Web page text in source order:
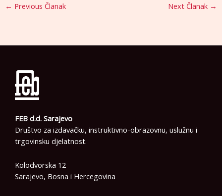
← Previous Članak Next Članak →
FEB d.d. Sarajevo
Društvo za izdavačku, instruktivno-obrazovnu, uslužnu i
trgovinsku djelatnost.
Kolodvorska 12
Sarajevo, Bosna i Hercegovina